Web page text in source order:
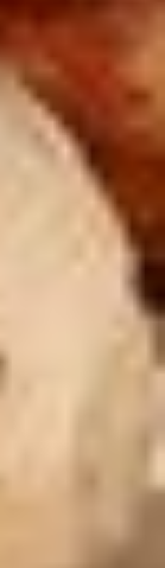
wir genau
die besten
im
Eis aus